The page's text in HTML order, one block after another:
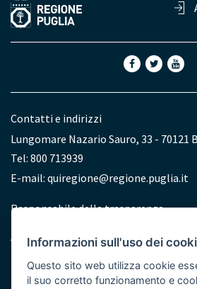
Contatti e indirizzi
Lungomare Nazario Sauro, 33 - 70121
Tel: 800 713939
E-mail: quiregione@regione.puglia.it
Redazione
Responsabile della trasparenza
Accessibilità
Informazioni sull'uso dei
Questo sito web utilizza cookie
il suo corretto funzionamento e